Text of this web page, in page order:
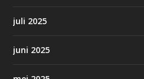
juli 2025
juni 2025